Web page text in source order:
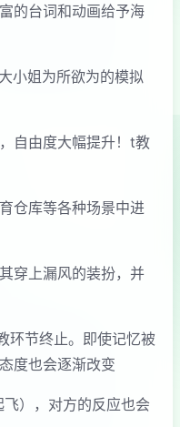
的台词和动画给予海
小姐为所欲为的模拟
自由度大幅提升！t教
仓库等各种场景中进
穿上漏风的装扮，并
环节终止。即使记忆被
度也会逐渐改变
），对方的反应也会